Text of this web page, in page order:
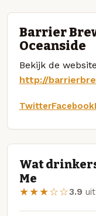
Barrier
Oceanside
Bekijk de
http://
TwitterFacebook
Wat
Me
★★★☆☆3.9